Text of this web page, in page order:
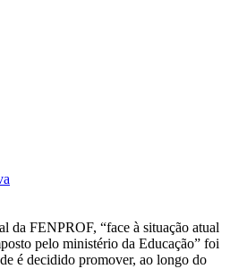
da FENPROF, “face à situação atual
pelo ministério da Educação” foi
é decidido promover, ao longo do